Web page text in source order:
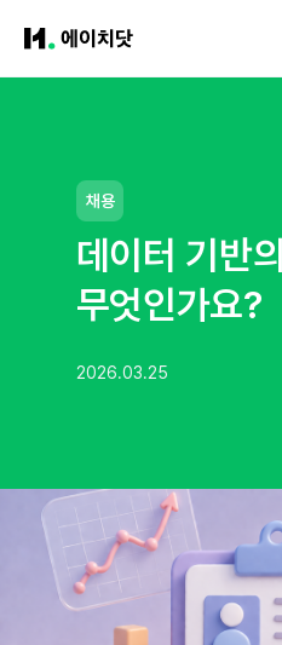
채용
데이터 기반
무엇인가요?
2026.03.25